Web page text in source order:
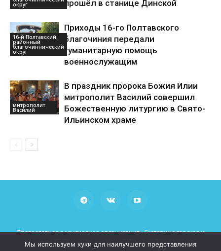
округ
прошёл в станице Динской
16-й Полтавский
районный
благочиннический
округ
Приходы 16-го Полтавского
благочиния передали
гуманитарную помощь
военнослужащим
митрополит
Василий
В праздник пророка Божия Илии
митрополит Василий совершил
Божественную литургию в Свято-
Ильинском храме
Православная религиозная организация «Екатеринодарская и
Кубанская Епархия Русской Православной Церкви (Московский
Мы используем куки для наилучшего представления